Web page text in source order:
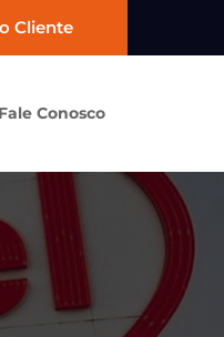
Cliente
Fale Conosco